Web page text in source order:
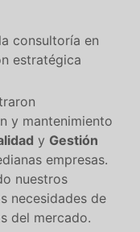
consultoría en
estratégica
y mantenimiento
y Gestión
empresas.
nuestros
necesidades de
del mercado.